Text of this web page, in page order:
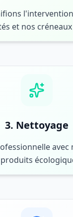
et nos créneaux
3. Nettoyage
avec